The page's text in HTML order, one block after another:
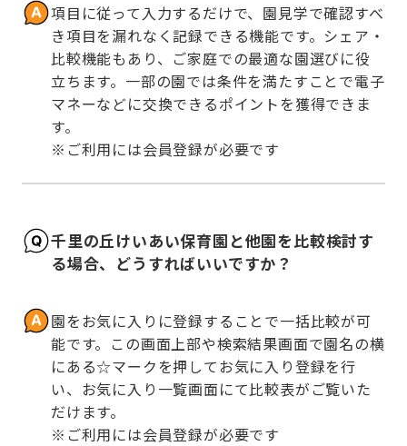
項目に従って入力するだけで、園見学で確認すべ
き項目を漏れなく記録できる機能です。シェア・
比較機能もあり、ご家庭での最適な園選びに役
立ちます。一部の園では条件を満たすことで電子
マネーなどに交換できるポイントを獲得できま
す。
※ご利用には会員登録が必要です
千里の丘けいあい保育園と他園を比較検討す
る場合、どうすればいいですか？
園をお気に入りに登録することで一括比較が可
能です。この画面上部や検索結果画面で園名の横
にある☆マークを押してお気に入り登録を行
い、お気に入り一覧画面にて比較表がご覧いた
だけます。
※ご利用には会員登録が必要です